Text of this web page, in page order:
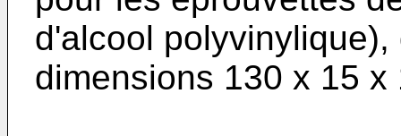
d'al­cool
dimensions 130 x 15 x